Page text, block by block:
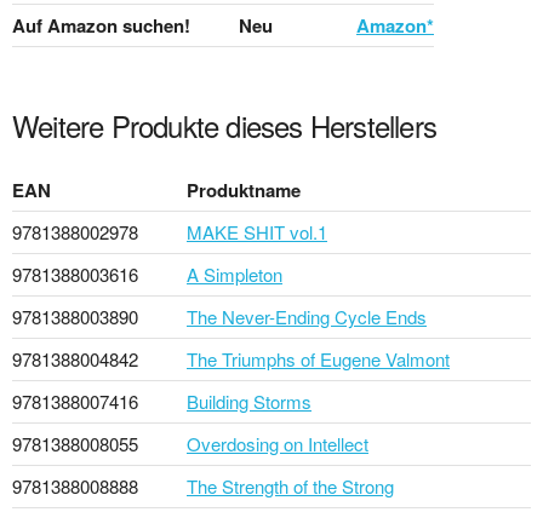
Auf Amazon suchen!
Neu Amazon*
Weitere Produkte dieses Herstellers
EAN Produktname
9781388002978
MAKE SHIT vol.1
9781388003616
A Simpleton
9781388003890
The Never-Ending Cycle Ends
9781388004842
The Triumphs of Eugene Valmont
9781388007416
Building Storms
9781388008055
Overdosing on Intellect
9781388008888
The Strength of the Strong